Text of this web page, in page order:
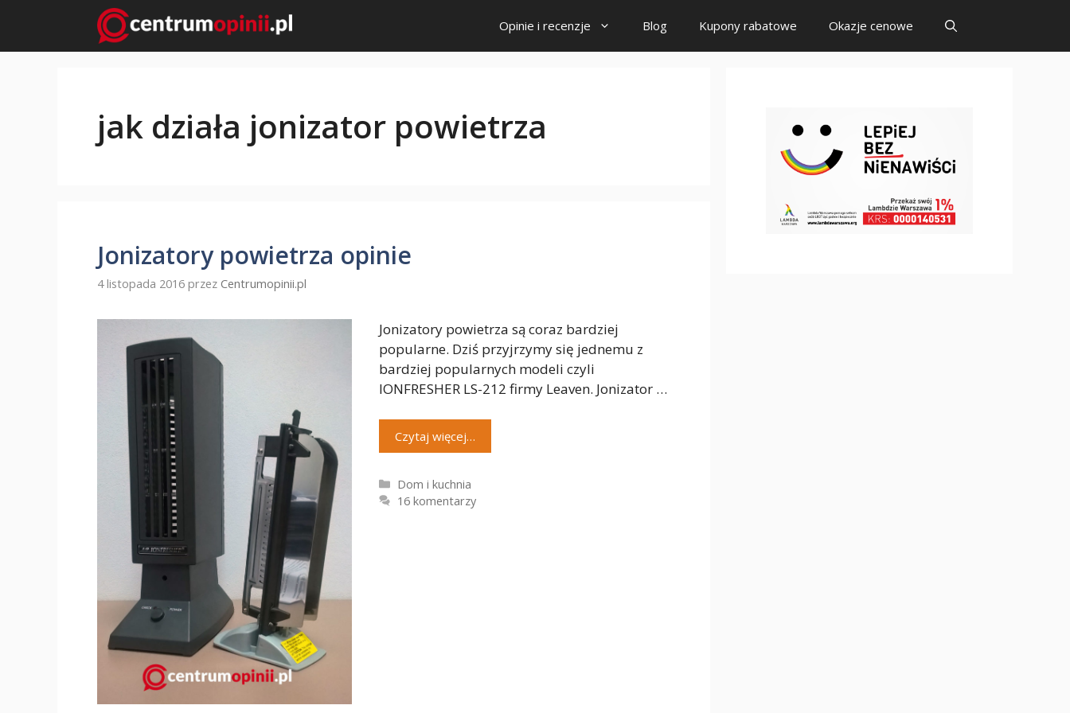
treści
Opinie i recenzje Blog Kupony rabatowe Okazje cenowe
jak działa jonizator powietrza
Jonizatory powietrza opinie
4 listopada 2016 przez Centrumopinii.pl
Jonizatory powietrza są coraz bardziej
popularne. Dziś przyjrzymy się jednemu z
bardziej popularnych modeli czyli
IONFRESHER LS-212 firmy Leaven. Jonizator …
Czytaj więcej…
Kategorie
Dom i kuchnia
16 komentarzy